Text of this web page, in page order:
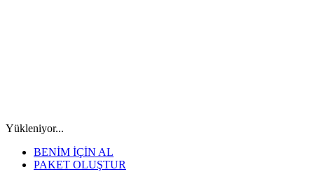
Yükleniyor...
BENİM İÇİN AL
PAKET OLUŞTUR